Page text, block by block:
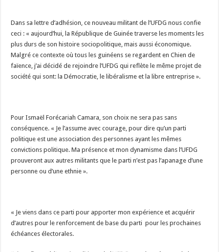
Dans sa lettre d’adhésion, ce nouveau militant de l’UFDG nous confie
ceci : « aujourd’hui, la République de Guinée traverse les moments les
plus durs de son histoire sociopolitique, mais aussi économique.
Malgré ce contexte où tous les guinéens se regardent en Chien de
faïence, j’ai décidé de rejoindre l’UFDG qui reflète le même projet de
société qui sont: la Démocratie, le libéralisme et la libre entreprise ».
Pour Ismaël Forécariah Camara, son choix ne sera pas sans
conséquence. « Je l’assume avec courage, pour dire qu’un parti
politique est une association des personnes ayant les mêmes
convictions politique. Ma présence et mon dynamisme dans l’UFDG
prouveront aux autres militants que le parti n’est pas l’apanage d’une
personne ou d’une ethnie ».
« Je viens dans ce parti pour apporter mon expérience et acquérir
d’autres pour le renforcement de base du parti pour les prochaines
échéances électorales.